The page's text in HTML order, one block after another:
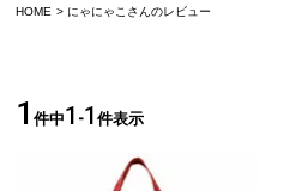
HOME にゃにゃこさんのレビュー
1 件中1 -1 件表示